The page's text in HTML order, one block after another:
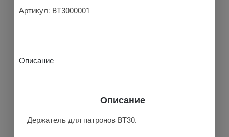
Артикул: BT3000001
Описание
Описание
Держатель для патронов BT30.